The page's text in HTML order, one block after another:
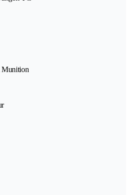
Munition